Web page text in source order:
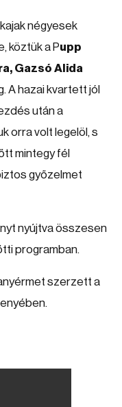
négyesek
köztük a Pupp
Gazsó Alida
A hazai kvartett jól
után a
orra volt legelöl, s
mintegy fél
győzelmet
nyújtva összesen
programban.
szerzett a